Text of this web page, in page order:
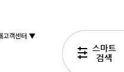
고객센터 ▼